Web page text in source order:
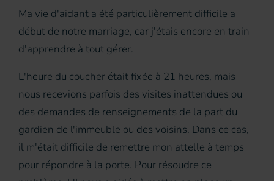
Ma vie d'aidant a été particulièrement difficile a
début de notre marriage, car j'étais encore en train
d'apprendre à tout gérer.
L'heure du coucher était fixée à 21 heures, mais
nous recevions parfois des visites inattendues ou
des demandes de renseignements de la part du
gardien de l'immeuble ou des voisins. Dans ce cas,
il m'était difficile de remettre mon attelle à temps
pour répondre à la porte. Pour résoudre ce